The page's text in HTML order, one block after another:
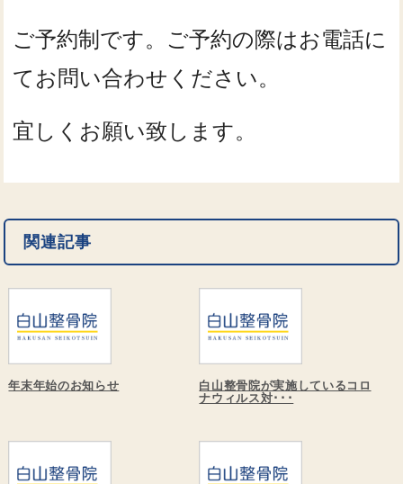
ご予約制です。ご予約の際はお電話に
てお問い合わせください。
宜しくお願い致します。
関連記事
年末年始のお知らせ
白山整骨院が実施しているコロ
ナウィルス対･･･